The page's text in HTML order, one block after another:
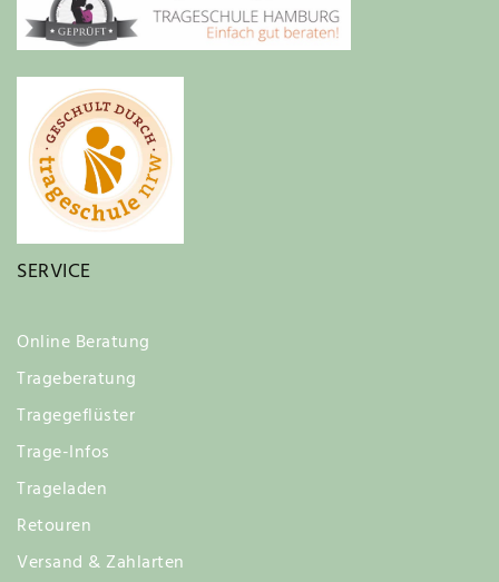
SERVICE
Online Beratung
Trageberatung
Tragegeflüster
Trage-Infos
Trageladen
Retouren
Versand & Zahlarten